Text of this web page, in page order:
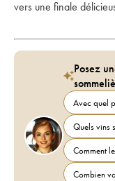
Posez
Avec quel
Quels vins
Comment
Combien